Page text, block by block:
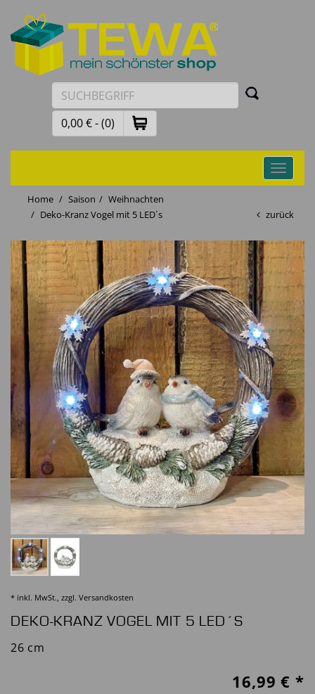
0,00 € - (0)
Toggle
Home
Saison
Weihnachten
Deko-Kranz Vogel mit 5 LED´s
zurück
* inkl. MwSt., zzgl. Versandkosten
DEKO-KRANZ VOGEL MIT 5 LED´S
26 cm
16,99 € *